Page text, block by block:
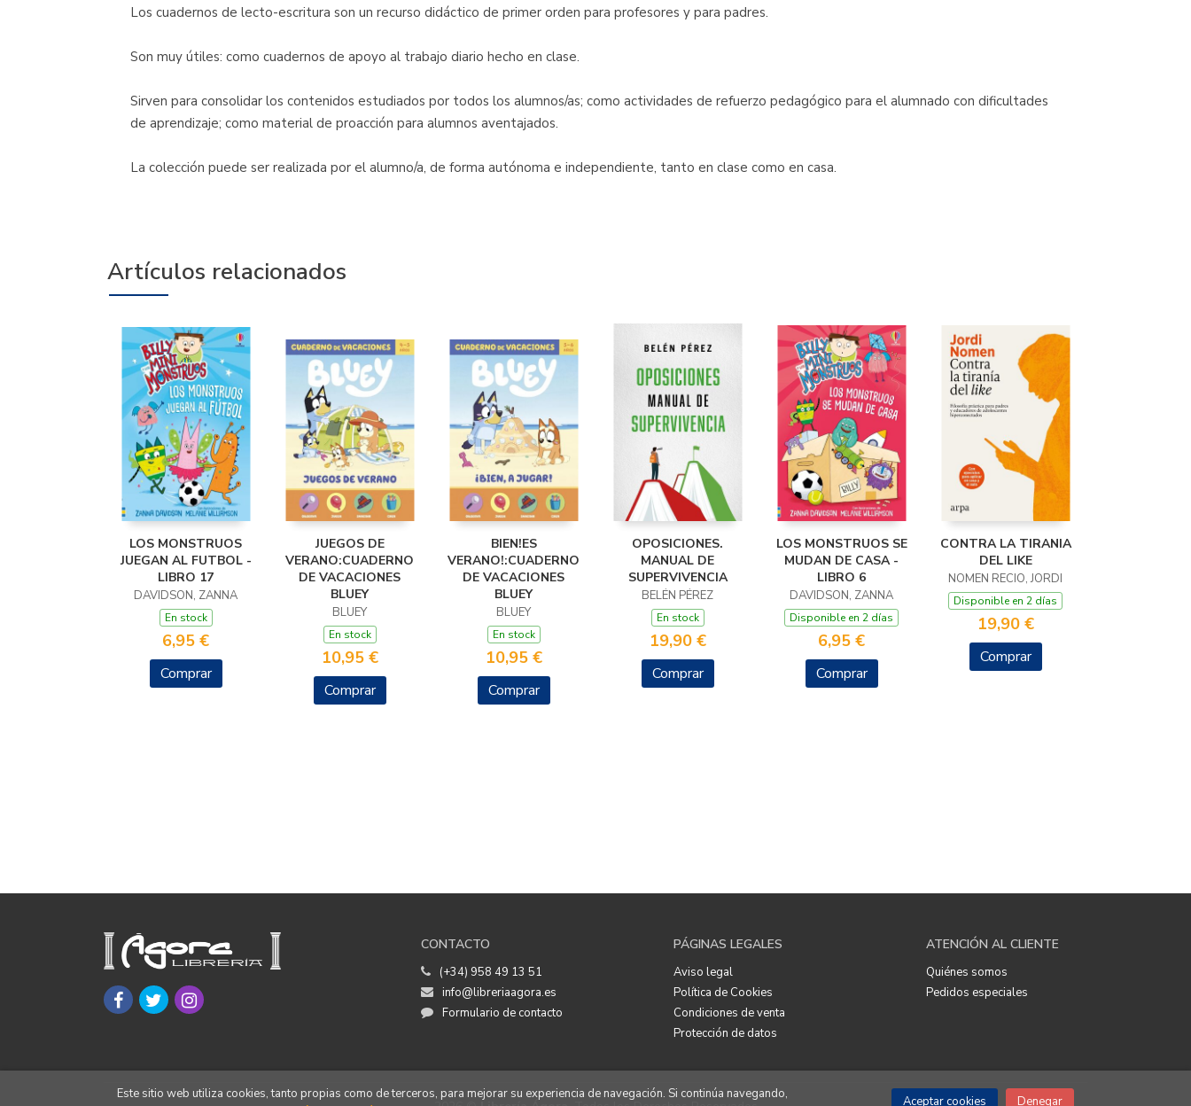
Los cuadernos de lecto-escritura son un recurso didáctico de primer orden para profesores y para padres.
Son muy útiles: como cuadernos de apoyo al trabajo diario hecho en clase.
Sirven para consolidar los contenidos estudiados por todos los alumnos/as; como actividades de refuerzo pedagógico para el alumnado con dificultades
de aprendizaje; como material de proacción para alumnos aventajados.
La colección puede ser realizada por el alumno/a, de forma autónoma e independiente, tanto en clase como en casa.
Artículos relacionados
LOS MONSTRUOS
JUEGAN AL FUTBOL -
LIBRO 17
DAVIDSON, ZANNA
En stock
6,95 €
Comprar
JUEGOS DE
VERANO:CUADERNO
DE VACACIONES
BLUEY
BLUEY
En stock
10,95 €
Comprar
BIEN!ES
VERANO!:CUADERNO
DE VACACIONES
BLUEY
BLUEY
En stock
10,95 €
Comprar
OPOSICIONES.
MANUAL DE
SUPERVIVENCIA
BELÉN PÉREZ
En stock
19,90 €
Comprar
LOS MONSTRUOS SE
MUDAN DE CASA -
LIBRO 6
DAVIDSON, ZANNA
Disponible en 2 días
6,95 €
Comprar
CONTRA LA TIRANIA
DEL LIKE
NOMEN RECIO, JORDI
Disponible en 2 días
19,90 €
Comprar
CONTACTO
(+34) 958 49 13 51
info@libreriaagora.es
Formulario de contacto
PÁGINAS LEGALES
Aviso legal
Política de Cookies
Condiciones de venta
Protección de datos
ATENCIÓN AL CLIENTE
Quiénes somos
Pedidos especiales
Este sitio web utiliza cookies, tanto propias como de terceros, para mejorar su experiencia de navegación. Si continúa navegando,
Aceptar cookies Denegar